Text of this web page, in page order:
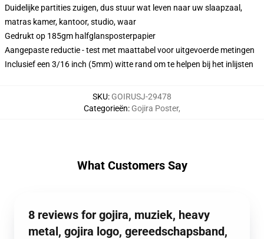
Duidelijke partities zuigen, dus stuur wat leven naar uw slaapzaal,
matras kamer, kantoor, studio, waar
Gedrukt op 185gm halfglansposterpapier
Aangepaste reductie - test met maattabel voor uitgevoerde metingen
Inclusief een 3/16 inch (5mm) witte rand om te helpen bij het inlijsten
SKU: GOIRUSJ-29478
Categorieën: Gojira Poster,
What Customers Say
8 reviews for gojira, muziek, heavy
metal, gojira logo, gereedschapsband,